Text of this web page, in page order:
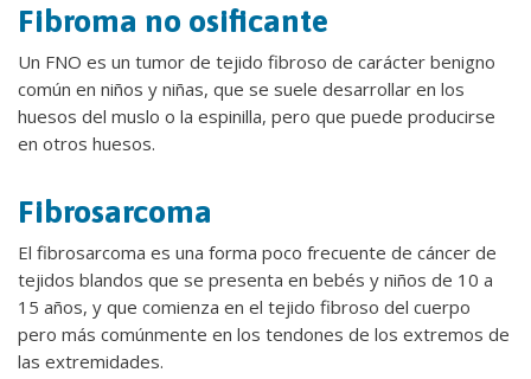
Fibroma no osificante
Un FNO es un tumor de tejido fibroso de carácter benigno
común en niños y niñas, que se suele desarrollar en los
huesos del muslo o la espinilla, pero que puede producirse
en otros huesos.
Fibrosarcoma
El fibrosarcoma es una forma poco frecuente de cáncer de
tejidos blandos que se presenta en bebés y niños de 10 a
15 años, y que comienza en el tejido fibroso del cuerpo
pero más comúnmente en los tendones de los extremos de
las extremidades.